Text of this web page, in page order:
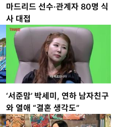
마드리드 선수·관계자 80명 식
사 대접
‘서준맘’ 박세미, 연하 남자친구
와 열애 “결혼 생각도”